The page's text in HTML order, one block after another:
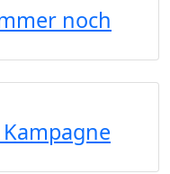
noch
Kampagne